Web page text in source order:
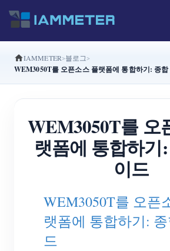
제품
삼상 Wi-Fi 에너지 계량기
삼상 Wi-Fi 에너지 계량기
삼상 Wi-Fi 에너지 계량기
WiFi 전력 컨트롤러
IAMMETER Cloud Pro
IAMMETER 블로그
WEM3050T를 오픈소스 플랫폼에 통합하기: 종
WEM3050T를 오
랫폼에 통합하기
이드
WEM3050T를 오픈
랫폼에 통합하기:
드